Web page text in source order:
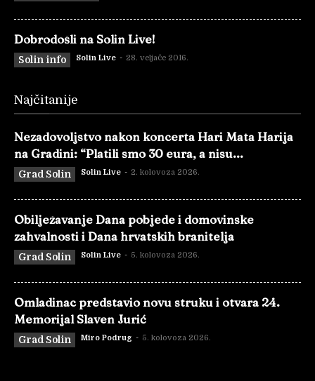
Dobrodošli na Solin Live!
Solin info Solin Live - 28. veljače 2016.
Najčitanije
Nezadovoljstvo nakon koncerta Hari Mata Harija
na Gradini: “Platili smo 30 eura, a nisu...
Grad Solin Solin Live - 2. kolovoza 2026.
Obilježavanje Dana pobjede i domovinske
zahvalnosti i Dana hrvatskih branitelja
Grad Solin Solin Live - 5. kolovoza 2026.
Omladinac predstavio novu struku i otvara 24.
Memorijal Slaven Jurić
Grad Solin Miro Podrug - 5. kolovoza 2026.